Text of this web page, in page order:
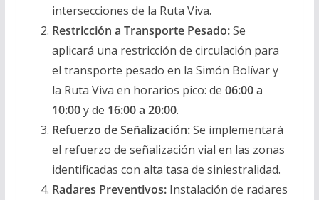
intersecciones de la Ruta Viva.
Restricción a Transporte Pesado:Se
aplicará una restricción de circulación para
el transporte pesado en la Simón Bolívar y
la Ruta Viva en horarios pico: de 06:00 a
10:00y de 16:00 a 20:00.
Refuerzo de Señalización:Se implementará
el refuerzo de señalización vial en las zonas
identificadas con alta tasa de siniestralidad.
Radares Preventivos:Instalación de radares